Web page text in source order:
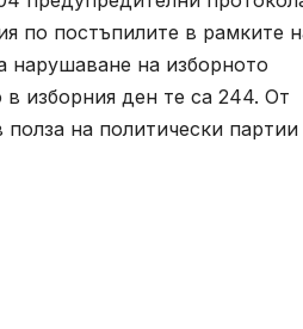
по постъпилите в рамките
нарушаване на изборното
изборния ден те са 244. От
полза на политически